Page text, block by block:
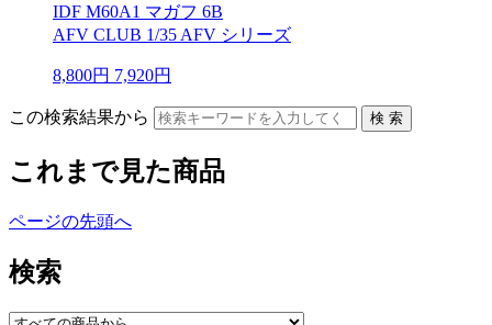
IDF M60A1 マガフ 6B
AFV CLUB 1/35 AFV シリーズ
8,800円 7,920円
この検索結果から
これまで見た商品
ページの先頭へ
検索